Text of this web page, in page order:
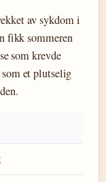
av sykdom i
fikk sommeren
som krevde
et plutselig